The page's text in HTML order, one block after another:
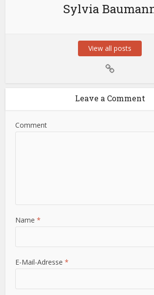
Sylvia
View all posts
Leave a Comment
Comment
Name*
E-Mail-Adresse*